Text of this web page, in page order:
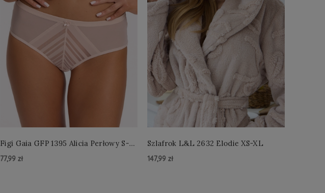
Figi Gaia GFP 1395 Alicia Perłowy S-
77,99 zł
Szlafrok L&L 2632 Elodie XS-XL
147,99 zł